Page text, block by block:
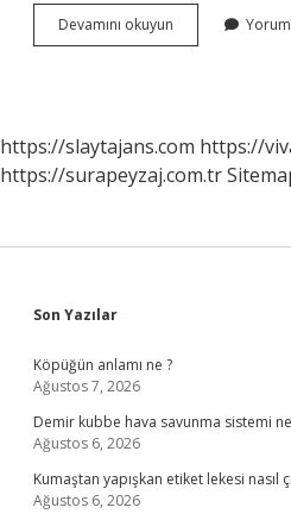
Devamını okuyun Saklambaç
Kaç
https://slaytajans.com https://
https://surapeyzaj.com.tr
Sidebar
Son Yazılar
Köpüğün anlamı ne ?
Ağustos 7, 2026
Demir kubbe hava savunma sistemi
Ağustos 6, 2026
Kumaştan yapışkan etiket lekesi nasıl
Ağustos 6, 2026